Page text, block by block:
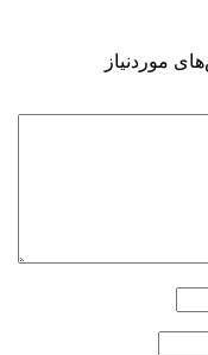
موردنیاز